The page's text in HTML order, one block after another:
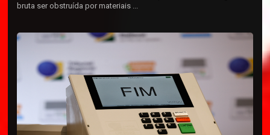
bruta ser obstruída por materiais ...